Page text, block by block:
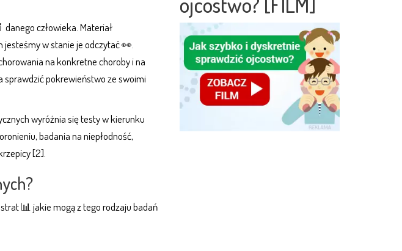
danego człowieka. Materiał
w stanie je odczytać 👀.
na konkretne choroby i na
sprawdzić pokrewieństwo ze swoimi
wyróżnia się testy w kierunku
badania na niepłodność,
[2].
📊 jakie mogą z tego rodzaju badań